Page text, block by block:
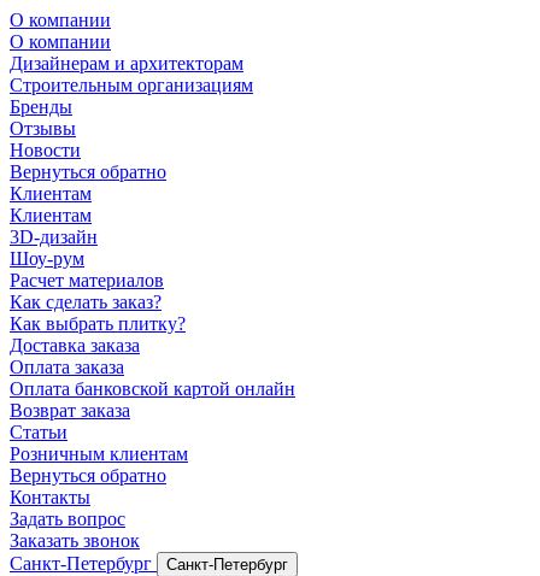
О компании
О компании
Дизайнерам и архитекторам
Строительным организациям
Бренды
Отзывы
Новости
Вернуться обратно
Клиентам
Клиентам
3D-дизайн
Шоу-рум
Расчет материалов
Как сделать заказ?
Как выбрать плитку?
Доставка заказа
Оплата заказа
Оплата банковской картой онлайн
Возврат заказа
Статьи
Розничным клиентам
Вернуться обратно
Контакты
Задать вопрос
Заказать звонок
Санкт-Петербург
Санкт-Петербург